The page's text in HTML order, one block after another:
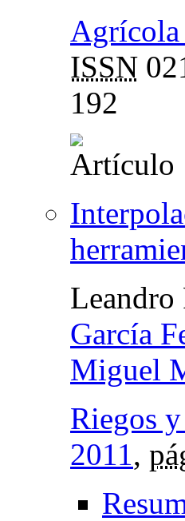
ISSN
192
García
Miguel
Riegos
2011,